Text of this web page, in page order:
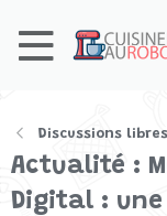
Discussions libres
Actualité :
Digital :